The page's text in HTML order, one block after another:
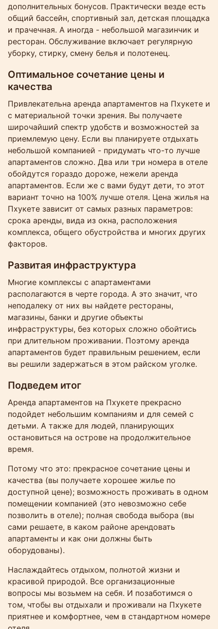
дополнительных бонусов. Практически везде есть
общий бассейн, спортивный зал, детская площадка
и прачечная. А иногда - небольшой магазинчик и
ресторан. Обслуживание включает регулярную
уборку, стирку, смену белья и полотенец.
Оптимальное сочетание цены и
качества
Привлекательна аренда апартаментов на Пхукете и
с материальной точки зрения. Вы получаете
широчайший спектр удобств и возможностей за
приемлемую цену. Если вы планируете отдыхать
небольшой компанией - придумать что-то лучше
апартаментов сложно. Два или три номера в отеле
обойдутся гораздо дороже, нежели аренда
апартаментов. Если же с вами будут дети, то этот
вариант точно на 100% лучше отеля. Цена жилья на
Пхукете зависит от самых разных параметров:
срока аренды, вида из окна, расположения
комплекса, общего обустройства и многих других
факторов.
Развитая инфраструктура
Многие комплексы с апартаментами
располагаются в черте города. А это значит, что
неподалеку от них вы найдете рестораны,
магазины, банки и другие объекты
инфраструктуры, без которых сложно обойтись
при длительном проживании. Поэтому аренда
апартаментов будет правильным решением, если
вы решили задержаться в этом райском уголке.
Подведем итог
Аренда апартаментов на Пхукете прекрасно
подойдет небольшим компаниям и для семей с
детьми. А также для людей, планирующих
остановиться на острове на продолжительное
время.
Потому что это: прекрасное сочетание цены и
качества (вы получаете хорошее жилье по
доступной цене); возможность проживать в одном
помещении компанией (это невозможно себе
позволить в отеле); полная свобода выбора (вы
сами решаете, в каком районе арендовать
апартаменты и как они должны быть
оборудованы).
Наслаждайтесь отдыхом, полнотой жизни и
красивой природой. Все организационные
вопросы мы возьмем на себя. И позаботимся о
том, чтобы вы отдыхали и проживали на Пхукете
приятнее и комфортнее, чем в стандартном номере